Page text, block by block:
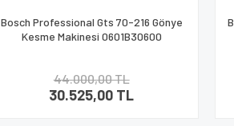
Bosch Professional Gts 70-216 Gönye
Kesme Makinesi 0601B30600
44.000,00 TL
30.525,00 TL